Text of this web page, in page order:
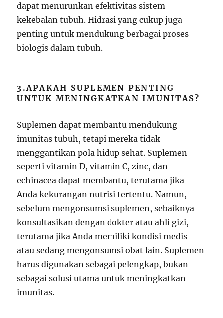
dapat menurunkan efektivitas sistem
kekebalan tubuh. Hidrasi yang cukup juga
penting untuk mendukung berbagai proses
biologis dalam tubuh.
3.APAKAH SUPLEMEN PENTING
UNTUK MENINGKATKAN IMUNITAS?
Suplemen dapat membantu mendukung
imunitas tubuh, tetapi mereka tidak
menggantikan pola hidup sehat. Suplemen
seperti vitamin D, vitamin C, zinc, dan
echinacea dapat membantu, terutama jika
Anda kekurangan nutrisi tertentu. Namun,
sebelum mengonsumsi suplemen, sebaiknya
konsultasikan dengan dokter atau ahli gizi,
terutama jika Anda memiliki kondisi medis
atau sedang mengonsumsi obat lain. Suplemen
harus digunakan sebagai pelengkap, bukan
sebagai solusi utama untuk meningkatkan
imunitas.